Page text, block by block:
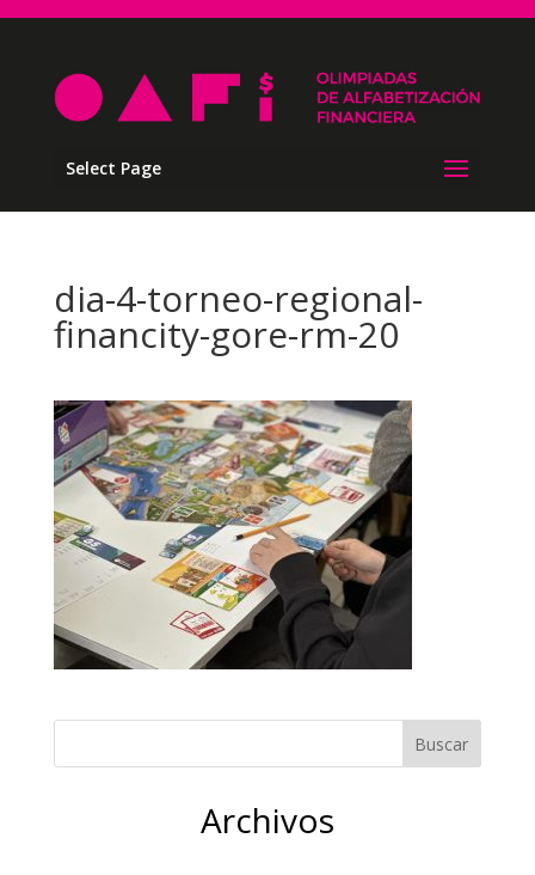
Select Page
dia-4-torneo-regional-
financity-gore-rm-20
Archivos